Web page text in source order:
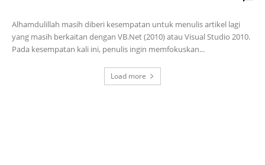
Alhamdulillah masih diberi kesempatan untuk menulis artikel lagi
yang masih berkaitan dengan VB.Net (2010) atau Visual Studio 2010.
Pada kesempatan kali ini, penulis ingin memfokuskan...
Load more